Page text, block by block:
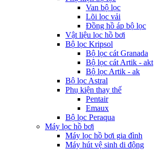
Van bộ lọc
Lõi lọc vải
Đồng hồ áp bộ lọc
Vật liệu lọc hồ bơi
Bộ lọc Kripsol
Bộ lọc cát Granada
Bộ lọc cát Artik - akt
Bộ lọc Artik - ak
Bộ lọc Astral
Phụ kiện thay thế
Pentair
Emaux
Bộ lọc Peraqua
Máy lọc hồ bơi
Máy lọc hồ bơi gia đình
Máy hút vệ sinh di động